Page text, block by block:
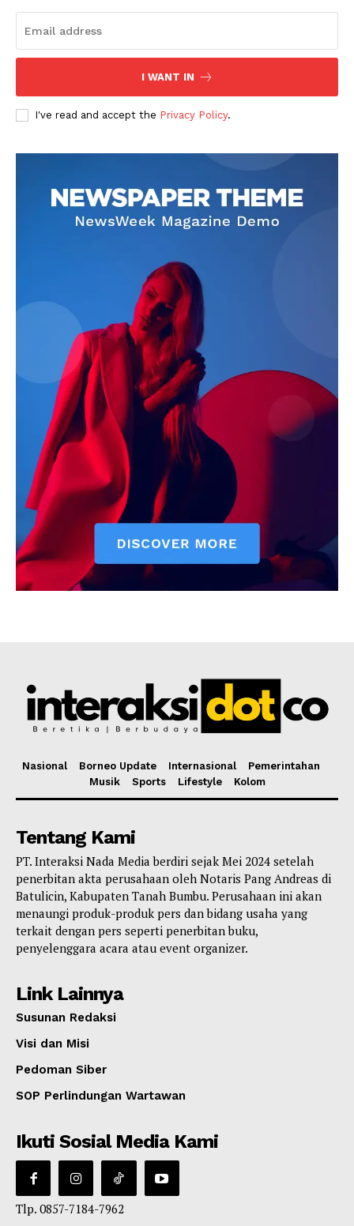
I WANT IN
I've read and accept the Privacy Policy.
Nasional Borneo Update Internasional
Pemerintahan
Musik
Sports Lifestyle Kolom
Tentang Kami
PT. Interaksi Nada Media berdiri sejak Mei 2024 setelah
penerbitan akta perusahaan oleh Notaris Pang Andreas di
Batulicin, Kabupaten Tanah Bumbu. Perusahaan ini akan
menaungi produk-produk pers dan bidang usaha yang
terkait dengan pers seperti penerbitan buku,
penyelenggara acara atau event organizer.
Link Lainnya
Susunan Redaksi
Visi dan Misi
Pedoman Siber
SOP Perlindungan Wartawan
Ikuti Sosial Media Kami
Tlp. 0857-7184-7962